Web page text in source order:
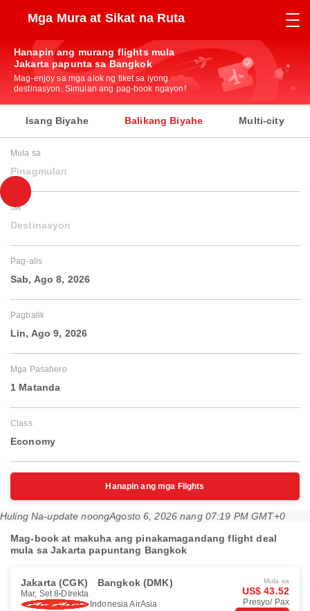
Mga Mura at Sikat na Ruta
Hanapin ang murang flights mula
Jakarta papunta sa Bangkok
Mag-enjoy sa mga alok ng tiket sa iyong
destinasyon. Simulan ang pag-book ngayon!
Isang Biyahe Balikang Biyahe Multi-city
Mula sa
Pinagmulan
Sa
Destinasyon
Pag-alis
Sab, Ago 8, 2026
Pagbalik
Lin, Ago 9, 2026
Mga Pasahero
1 Matanda
Class
Economy
Hanapin ang mga Flights
Huling Na-update noongAgosto 6, 2026 nang 07:19 PM GMT+0
Mag-book at makuha ang pinakamagandang flight deal
mula sa Jakarta papuntang Bangkok
Jakarta (CGK) Bangkok (DMK)
Mar, Set 8 DIrekta
Indonesia AirAsia
Mula sa
US$ 43.52
Presyo/ Pax